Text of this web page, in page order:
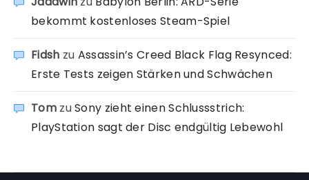
bekommt kostenloses Steam-Spiel
Fidsh zu Assassin’s Creed Black Flag Resynced:
Erste Tests zeigen Stärken und Schwächen
TomzuSony zieht einen Schlussstrich:
PlayStation sagt der Disc endgültig Lebewohl